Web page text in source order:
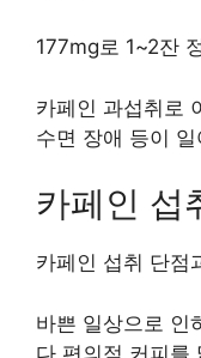
177mg로 1~2잔
카페인 과섭취로
수면 장애 등이
카페인 섭
카페인 섭취 단점
바쁜 일상으로 인
다 편의점 커피를